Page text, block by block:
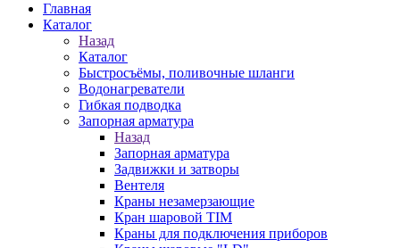
Главная
Каталог
Назад
Каталог
Быстросъёмы, поливочные шланги
Водонагреватели
Гибкая подводка
Запорная арматура
Назад
Запорная арматура
Задвижки и затворы
Вентеля
Краны незамерзающие
Кран шаровой TIM
Краны для подключения приборов